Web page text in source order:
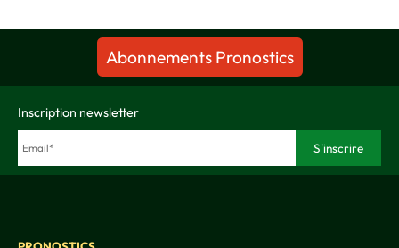
Abonnements Pronostics
Inscription newsletter